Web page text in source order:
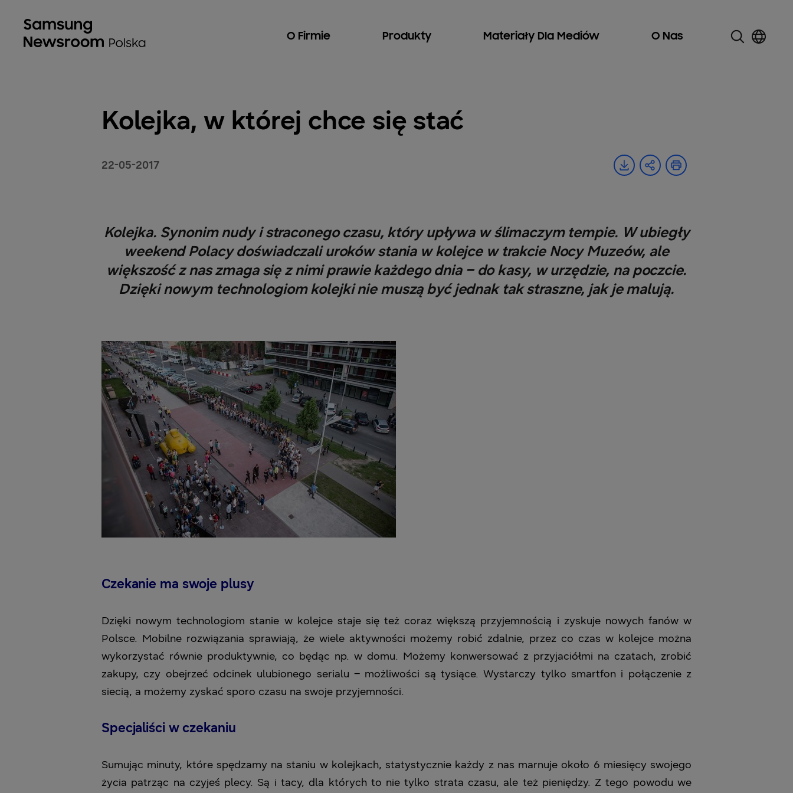
O Firmie Produkty Materiały Dla Mediów O Nas
Kolejka, w której chce się stać
22-05-2017
Kolejka. Synonim nudy i straconego czasu, który upływa w ślimaczym tempie. W ubiegły
weekend Polacy doświadczali uroków stania w kolejce w trakcie Nocy Muzeów, ale
większość z nas zmaga się z nimi prawie każdego dnia – do kasy, w urzędzie, na poczcie.
Dzięki nowym technologiom kolejki nie muszą być jednak tak straszne, jak je malują.
Czekanie ma swoje plusy
Dzięki nowym technologiom stanie w kolejce staje się też coraz większą przyjemnością i zyskuje nowych fanów w
Polsce. Mobilne rozwiązania sprawiają, że wiele aktywności możemy robić zdalnie, przez co czas w kolejce można
wykorzystać równie produktywnie, co będąc np. w domu. Możemy konwersować z przyjaciółmi na czatach, zrobić
zakupy, czy obejrzeć odcinek ulubionego serialu – możliwości są tysiące. Wystarczy tylko smartfon i połączenie z
siecią, a możemy zyskać sporo czasu na swoje przyjemności.
Specjaliści w czekaniu
Sumując minuty, które spędzamy na staniu w kolejkach, statystycznie każdy z nas marnuje około 6 miesięcy swojego
życia patrząc na czyjeś plecy. Są i tacy, dla których to nie tylko strata czasu, ale też pieniędzy. Z tego powodu we